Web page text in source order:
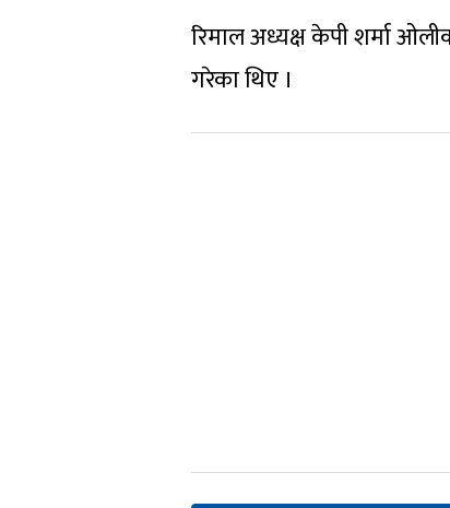
रिमाल अध्यक्ष केपी शर्मा
गरेका थिए ।